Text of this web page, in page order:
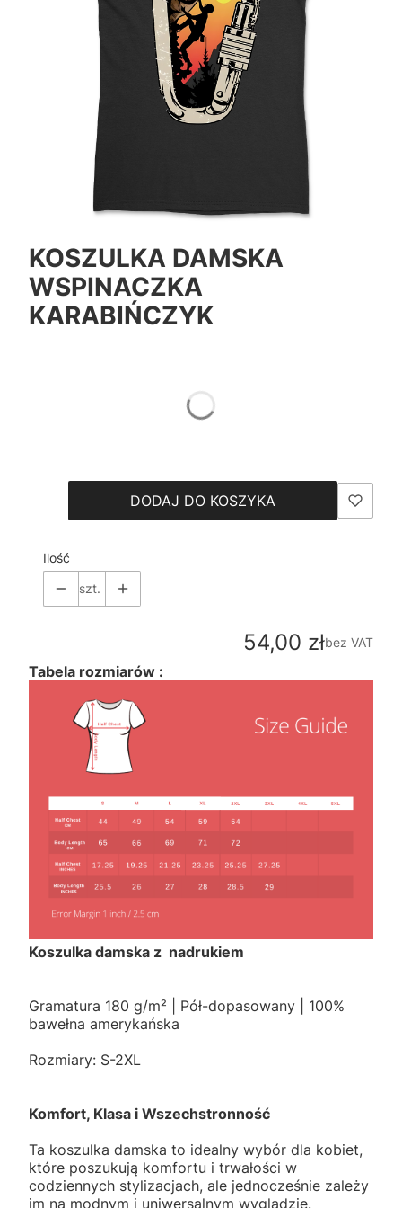
KOSZULKA DAMSKA
WSPINACZKA
KARABIŃCZYK
DODAJ DO KOSZYKA
Ilość
szt.
Cena
54,00 złbez VAT
Tabela rozmiarów :
Koszulka damska z nadrukiem
Gramatura 180 g/m² | Pół-dopasowany | 100%
bawełna amerykańska
Rozmiary: S-2XL
Komfort, Klasa i Wszechstronność
Ta koszulka damska to idealny wybór dla kobiet,
które poszukują komfortu i trwałości w
codziennych stylizacjach, ale jednocześnie zależy
im na modnym i uniwersalnym wyglądzie.